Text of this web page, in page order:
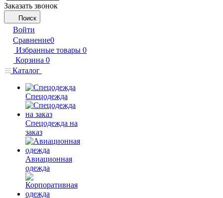
Заказать звонок
Поиск
Войти
Сравнение0
Избранные товары 0
Корзина 0
Каталог
Спецодежда
Спецодежда на
заказ
Авиационная
одежда